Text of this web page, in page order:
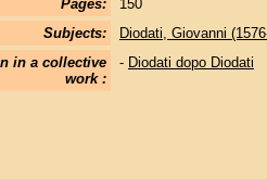
Pages:
150
Subjects:
Diodati, Giovanni
in a collective
work :
- Diodati dopo Diodati